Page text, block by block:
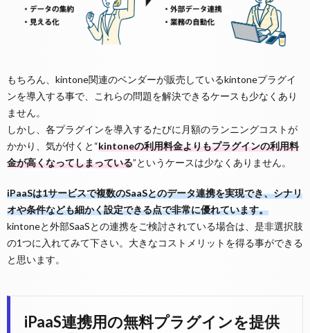
もちろん、kintone関連のベンダーが販売しているkintoneプラグイ
ンを導入する事で、これらの問題を解決できるケースも少なくあり
ません。
しかし、各プラグインを導入するたびに月額のランニングコストが
かかり、気が付くと“kintoneの利用料金よりもプラグインの利用料
金が高くなってしまっている”というケースは少なくありません。
iPaaSは1サービスで複数のSaaSとのデータ連携を実現でき、シナリ
オや条件なども細かく設定できる点で非常に優れています。
kintoneと外部SaaSとの連携をご検討されている場合は、是非選択肢
の1つに入れてみて下さい。大きなコストメリットを得る事ができる
と思います。
iPaaS連携用の無料プラグインを提供